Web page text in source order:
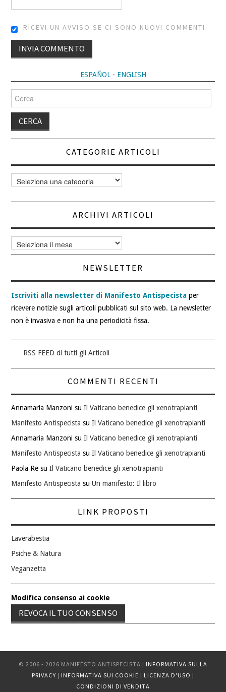
RICEVI UN AVVISO SE CI SONO NUOVI COMMENTI.
ESPAÑOL- ENGLISH
per:
CATEGORIE ARTICOLI
Categorie
articoli
ARCHIVI ARTICOLI
Archivi
articoli
NEWSLETTER
Iscriviti alla newsletter di Manifesto Antispecista per
ricevere notizie sugli articoli pubblicati sul sito web. La newsletter
non è invasiva e non ha una periodicità fissa.
RSS FEED di tutti gli Articoli
COMMENTI RECENTI
Annamaria Manzoni suIl Vaticano benedice gli xenotrapianti
Manifesto Antispecista suIl Vaticano benedice gli xenotrapianti
Annamaria Manzoni suIl Vaticano benedice gli xenotrapianti
Manifesto Antispecista suIl Vaticano benedice gli xenotrapianti
Paola Re suIl Vaticano benedice gli xenotrapianti
Manifesto Antispecista suUn manifesto: Il libro
LINK PROPOSTI
Laverabestia
Psiche & Natura
Veganzetta
Modifica consenso ai cookie
REVOCA IL TUO CONSENSO
© 2006 - 2026 MANIFESTO ANTISPECISTA | INFORMATIVA SULLA
PRIVACY | INFORMATIVA SUI COOKIE | LICENZA D'USO |
CONDIZIONI DI VENDITA